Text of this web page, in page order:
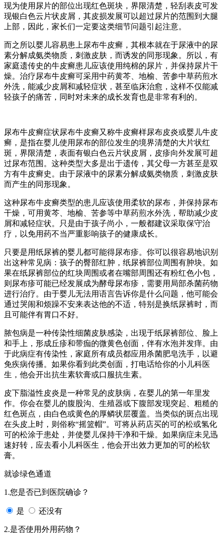
现为使用尿片的部位出现红色斑块，界限清楚，轻刮表皮可发
现银白色云片状皮屑，其皮损发展可以超过尿片的范围到大腿
上部，因此，家长们一定要这类细节问题引起注意。
而之所以婴儿容易患上尿布牛皮癣，其根本就在于尿液中的尿
素分解成氨类物质，刺激皮肤，而诱发的同形现象。所以，有
家庭遗传史的牛皮癣患儿应该使用纯棉的尿片，并保持尿片干
燥。治疗尿布牛皮癣可采用中药黄芩、地榆、苦参中草药煎水
外洗，能减少皮屑和减轻症状，甚至临床治愈，这样不仅能减
轻孩子的痛苦，同时对未来的成长发育也是非常有利的。
尿布牛皮癣症状尿布牛皮癣又称牛皮癣样尿布皮炎或婴儿牛皮
癣，是指在婴儿使用尿布的部位发生的境界清楚的大片状红
斑，界限清楚，表面有银白色云片状皮屑，皮疹向外发展可超
过尿布范围。这种类型大多是出于遗传，其父母一方甚至是双
方有牛皮癣史。由于尿液中的尿素分解成氨类物质，刺激皮肤
而产生的同形现象。
这种尿布牛皮癣类型的患儿应该使用柔软的尿布，并保持尿布
干燥，可用黄芩、地榆、苦参等中草药煎水外洗，帮助减少皮
屑和减轻症状。只是由于孩子尚小，一般都建议采取保守治
疗，以免用药不当严重影响孩子的健康成长。
只要是用纸尿裤的婴儿都可能得尿布疹。你可以很容易地识别
出这种常见病：孩子的臀部红肿，纸尿裤部位周围有肿块。如
果在纸尿裤部位的红块周围或者在嘴部周围还有粉红色小包，
则尿布疹可能已经发展成为酵母尿布疹，需要用局部杀菌药物
进行治疗。由于婴儿无法用语言告诉你是什么问题，他可能会
通过哭闹和烦躁不安来表达他的不适，特别是换纸尿裤时，而
且可能伴有胃口不好。
脓包病是一种传染性细菌皮肤感染，出现于纸尿裤部位、脸上
和手上，形成丘疹和带痂的微黄色创面，伴有水泡并发痒。由
于此病症有传染性，家庭所有成员都应用杀菌肥皂洗手，以避
免疾病传播。如果你看到此类创面，打电话给你的小儿科医
生，他会开出抗生素软膏或口服抗生素。
皮下脂溢性皮炎是一种常见的皮肤病，在婴儿的第一年里发
作。你会在婴儿的腹股沟、生殖器或下腹部发现突起、粗糙的
红色斑点，由白色或黄色的厚鳞状层覆盖。当类似的斑点出现
在头皮上时，则俗称“摇篮帽”。可将从药店买的可的松或氢化
可的松涂于患处，并使婴儿保持干净和干燥。如果病症未见迅
速好转，应去看小儿科医生，他会开出效力更加的可的松软
膏。
就诊绿色通道
1.您是否已到医院确诊？
是 还没有
2.是否使用外用药物？